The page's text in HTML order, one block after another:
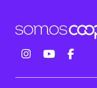
fab fabfab